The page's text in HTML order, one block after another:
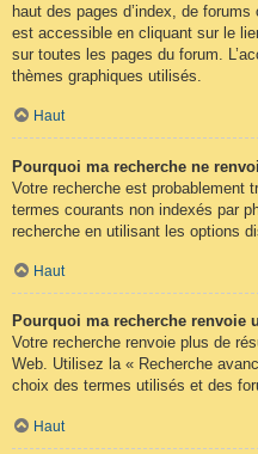
haut des pages d’index, de
est accessible en cliquant sur le
sur toutes les pages du forum.
thèmes graphiques utilisés.
Haut
Pourquoi ma recherche ne
Votre recherche est probablement
termes courants non indexés par
recherche en utilisant les options
Haut
Pourquoi ma recherche renvoie
Votre recherche renvoie plus de
Web. Utilisez la « Recherche
choix des termes utilisés et des
Haut